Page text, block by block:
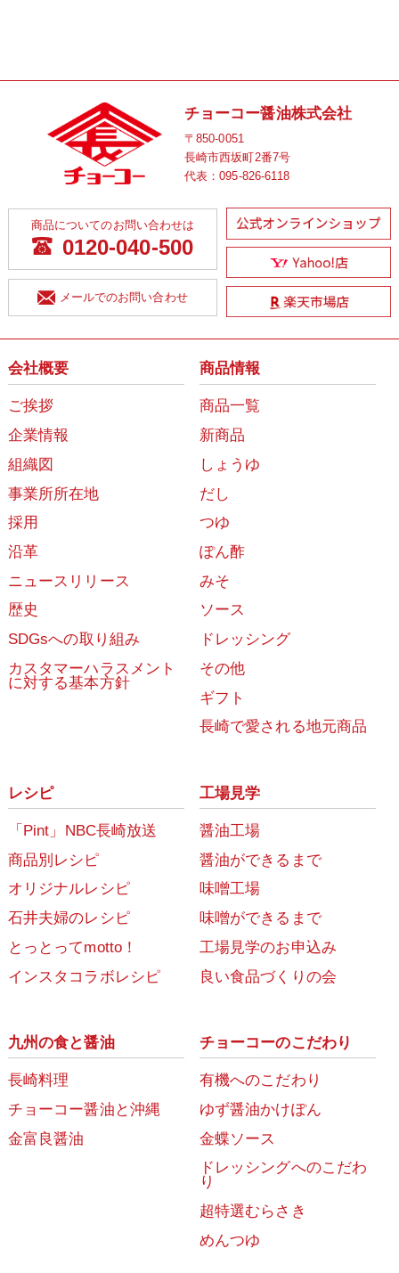
チョーコー醤油株式会社
〒850-0051
長崎市西坂町2番7号
代表：095-826-6118
商品についてのお問い合わせは
0120-040-500
メールでのお問い合わせ
会社概要
ご挨拶
企業情報
組織図
事業所所在地
採用
沿革
ニュースリリース
歴史
SDGsへの取り組み
カスタマーハラスメント
に対する基本方針
商品情報
商品一覧
新商品
しょうゆ
だし
つゆ
ぽん酢
みそ
ソース
ドレッシング
その他
ギフト
長崎で愛される地元商品
レシピ
「Pint」NBC長崎放送
商品別レシピ
オリジナルレシピ
石井夫婦のレシピ
とっとってmotto！
インスタコラボレシピ
工場見学
醤油工場
醤油ができるまで
味噌工場
味噌ができるまで
工場見学のお申込み
良い食品づくりの会
九州の食と醤油
長崎料理
チョーコー醤油と沖縄
金富良醤油
チョーコーのこだわり
有機へのこだわり
ゆず醤油かけぽん
金蝶ソース
ドレッシングへのこだわ
り
超特選むらさき
めんつゆ